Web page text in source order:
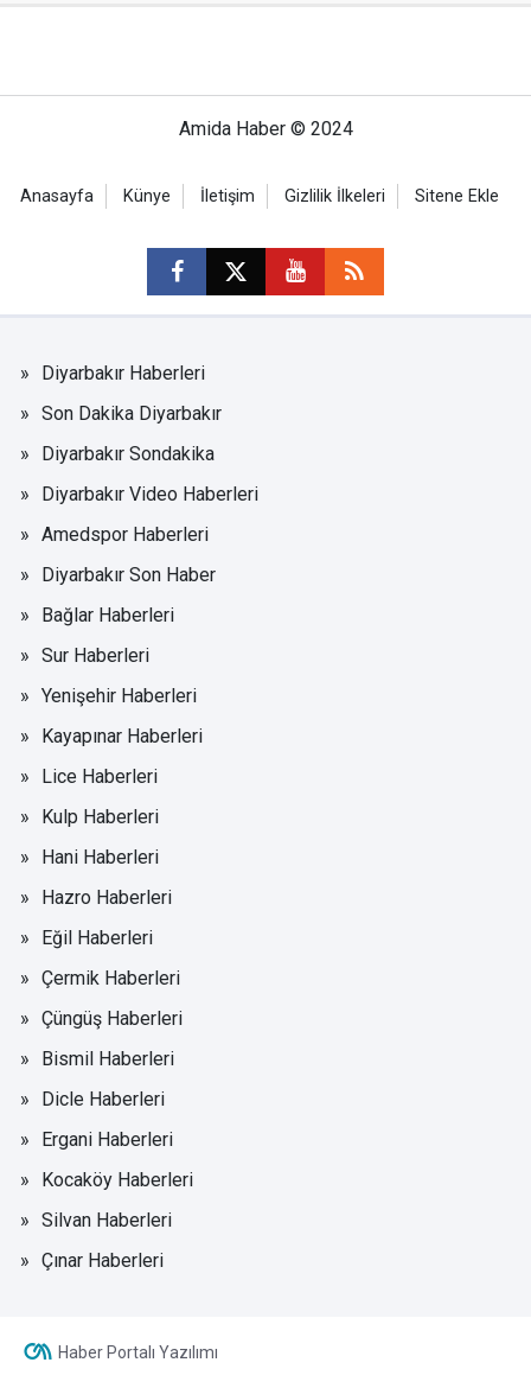
Amida Haber © 2024
Anasayfa Künye İletişim Gizlilik İlkeleri Sitene Ekle
Diyarbakır Haberleri
Son Dakika Diyarbakır
Diyarbakır Sondakika
Diyarbakır Video Haberleri
Amedspor Haberleri
Diyarbakır Son Haber
Bağlar Haberleri
Sur Haberleri
Yenişehir Haberleri
Kayapınar Haberleri
Lice Haberleri
Kulp Haberleri
Hani Haberleri
Hazro Haberleri
Eğil Haberleri
Çermik Haberleri
Çüngüş Haberleri
Bismil Haberleri
Dicle Haberleri
Ergani Haberleri
Kocaköy Haberleri
Silvan Haberleri
Çınar Haberleri
Haber Portalı Yazılımı